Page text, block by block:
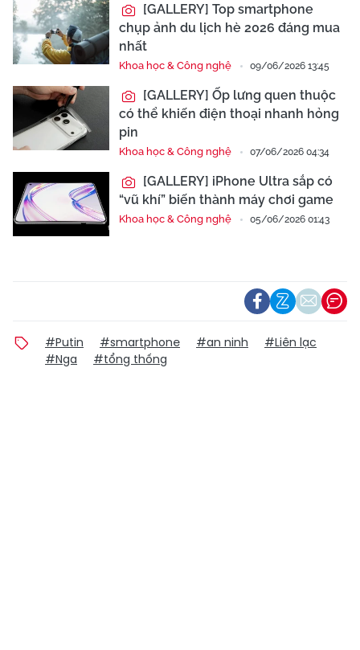
[GALLERY] Top smartphone
chụp ảnh du lịch hè 2026 đáng mua
nhất
Khoa học & Công nghệ 09/06/2026 13:45
[GALLERY] Ốp lưng quen thuộc
có thể khiến điện thoại nhanh hỏng
pin
Khoa học & Công nghệ 07/06/2026 04:34
[GALLERY] iPhone Ultra sắp có
“vũ khí” biến thành máy chơi game
Khoa học & Công nghệ 05/06/2026 01:43
#Putin #smartphone #an ninh
#Liên lạc
#Nga
#tổng thống